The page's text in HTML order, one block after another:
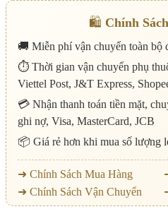
🛍️ Chính
🚚 Miễn phí vận chuyển toàn bộ
⏱️ Thời gian vận chuyển phụ
Viettel Post, J&T Express,
💳 Nhận thanh toán tiền mặt,
ghi nợ, Visa, MasterCard, JCB
📦 Giá rẻ hơn khi mua số lượng
➜ Chính Sách Mua Hàng
➜ Chính Sách Vận Chuyển